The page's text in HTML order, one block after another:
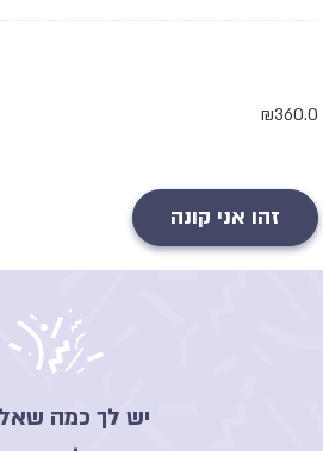
ואירועים
₪360.0
זהו אני קונה
יש לך כמה